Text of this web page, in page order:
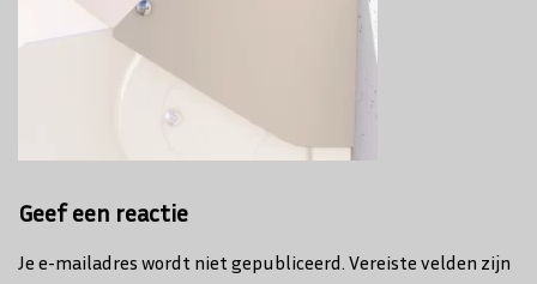
Geef een reactie
Je e-mailadres wordt niet gepubliceerd. Vereiste velden zijn